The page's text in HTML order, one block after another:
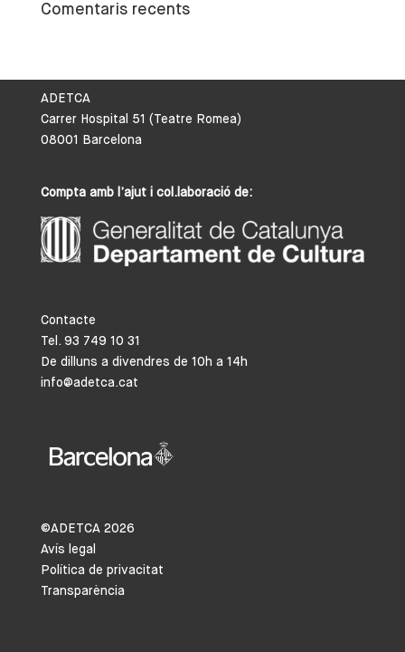
Comentaris recents
ADETCA
Carrer Hospital 51 (Teatre Romea)
08001 Barcelona
Compta amb l’ajut i col.laboració de:
Contacte
Tel. 93 749 10 31
De dilluns a divendres de 10h a 14h
info@adetca.cat
©ADETCA 2026
Avís legal
Política de privacitat
Transparència